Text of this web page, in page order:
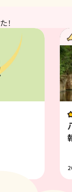
！
杜イベント情